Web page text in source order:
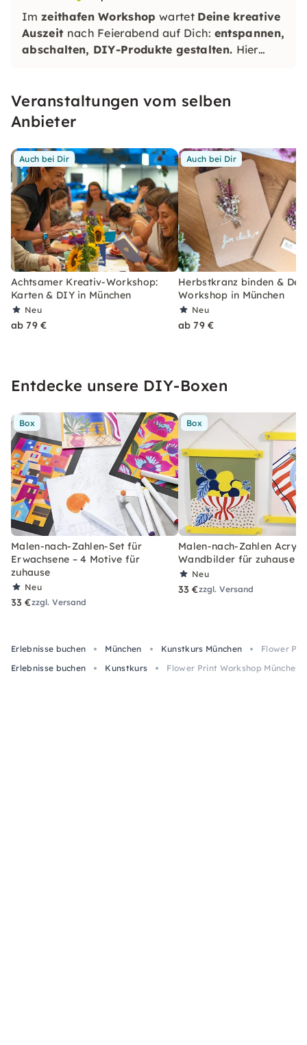
Im zeithafen Workshop wartet Deine kreative
Auszeit nach Feierabend auf Dich: entspannen,
abschalten, DIY-Produkte gestalten. Hier
Veranstaltungen vom selben
Anbieter
Auch bei Dir
Achtsamer Kreativ-Workshop:
Karten & DIY in München
Neu
ab 79 €
Auch bei Dir
Herbstkranz binden &
Workshop in München
Neu
ab 79 €
Entdecke unsere DIY-Boxen
Box
Malen-nach-Zahlen-Set für
Erwachsene – 4 Motive für
zuhause
Neu
33 €zzgl. Versand
Box
Malen-nach-Zahlen Acryl-
Wandbilder für zuhause
Neu
33 €zzgl. Versand
Erlebnisse buchen München Kunstkurs München
Flower
Erlebnisse buchen
Kunstkurs Flower Print Workshop München